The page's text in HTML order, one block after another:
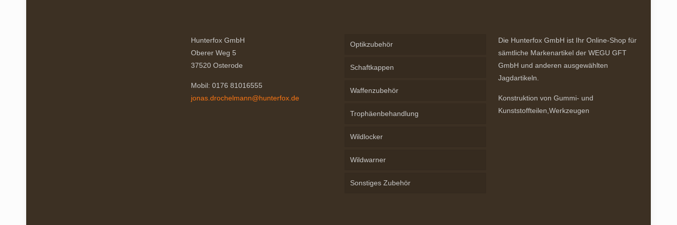
Hunterfox GmbH
Oberer Weg 5
37520 Osterode
Mobil: 0176 81016555
jonas.drochelmann@hunterfox.de
Optikzubehör
Schaftkappen
Waffenzubehör
Trophäenbehandlung
Wildlocker
Wildwarner
Sonstiges Zubehör
Die Hunterfox GmbH ist Ihr Online-Shop für
sämtliche Markenartikel der WEGU GFT
GmbH und anderen ausgewählten
Jagdartikeln.
Konstruktion von Gummi- und
Kunststoffteilen,Werkzeugen